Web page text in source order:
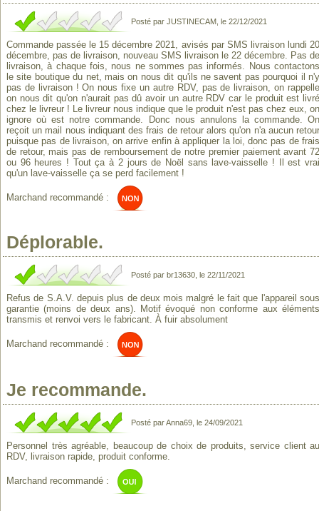
Posté par JUSTINECAM, le 22/12/2021
Commande passée le 15 décembre 2021, avisés par SMS livraison lundi 20
décembre, pas de livraison, nouveau SMS livraison le 22 décembre. Pas de
livraison, à chaque fois, nous ne sommes pas informés. Nous contactons
le site boutique du net, mais on nous dit qu'ils ne savent pas pourquoi il n'y
pas de livraison ! On nous fixe un autre RDV, pas de livraison, on rappelle
on nous dit qu'on n'aurait pas dû avoir un autre RDV car le produit est livré
chez le livreur ! Le livreur nous indique que le produit n'est pas chez eux, on
ignore où est notre commande. Donc nous annulons la commande. On
reçoit un mail nous indiquant des frais de retour alors qu'on n'a aucun retour
puisque pas de livraison, on arrive enfin à appliquer la loi, donc pas de frais
de retour, mais pas de remboursement de notre premier paiement avant 72
ou 96 heures ! Tout ça à 2 jours de Noël sans lave-vaisselle ! Il est vrai
qu'un lave-vaisselle ça se perd facilement !
Marchand recommandé :
Déplorable.
Posté par br13630, le 22/11/2021
Refus de S.A.V. depuis plus de deux mois malgré le fait que l'appareil sous
garantie (moins de deux ans). Motif évoqué non conforme aux éléments
transmis et renvoi vers le fabricant. À fuir absolument
Marchand recommandé :
Je recommande.
Posté par Anna69, le 24/09/2021
Personnel très agréable, beaucoup de choix de produits, service client au
RDV, livraison rapide, produit conforme.
Marchand recommandé :